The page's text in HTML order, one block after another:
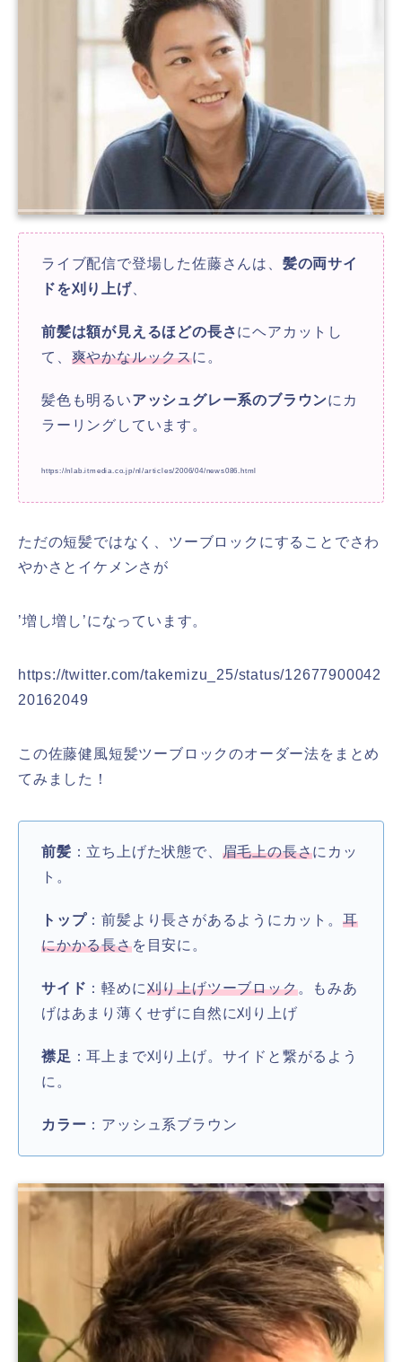
ライブ配信で登場した佐藤さんは、 髪の両サイ
ドを刈り上げ、
前髪は額が見えるほどの長さにヘアカットし
て、 爽やかなルックスに。
髪色も明るいアッシュグレー系のブラウンにカ
ラーリングしています。
https://nlab.itmedia.co.jp/nl/articles/2006/04/news086.html
ただの短髪ではなく、ツーブロックにすることでさわ
やかさとイケメンさが
’増し増し’になっています。
https://twitter.com/takemizu_25/status/12677900042
20162049
この佐藤健風短髪ツーブロックのオーダー法をまとめ
てみました！
前髪 ：立ち上げた状態で、 眉毛上の長さにカッ
ト。
トップ：前髪より長さがあるようにカット。耳
にかかる長さを目安に。
サイド ：軽めに刈り上げツーブロック。もみあ
げはあまり薄くせずに自然に刈り上げ
襟足 ：耳上まで刈り上げ。サイドと繋がるよう
に。
カラー ：アッシュ系ブラウン